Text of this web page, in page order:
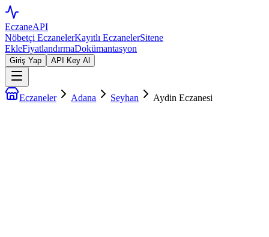
EczaneAPI
Nöbetçi EczanelerKayıtlı EczanelerSitene
EkleFiyatlandırmaDokümantasyon
Giriş Yap API Key Al
Eczaneler Adana Seyhan Aydin Eczanesi